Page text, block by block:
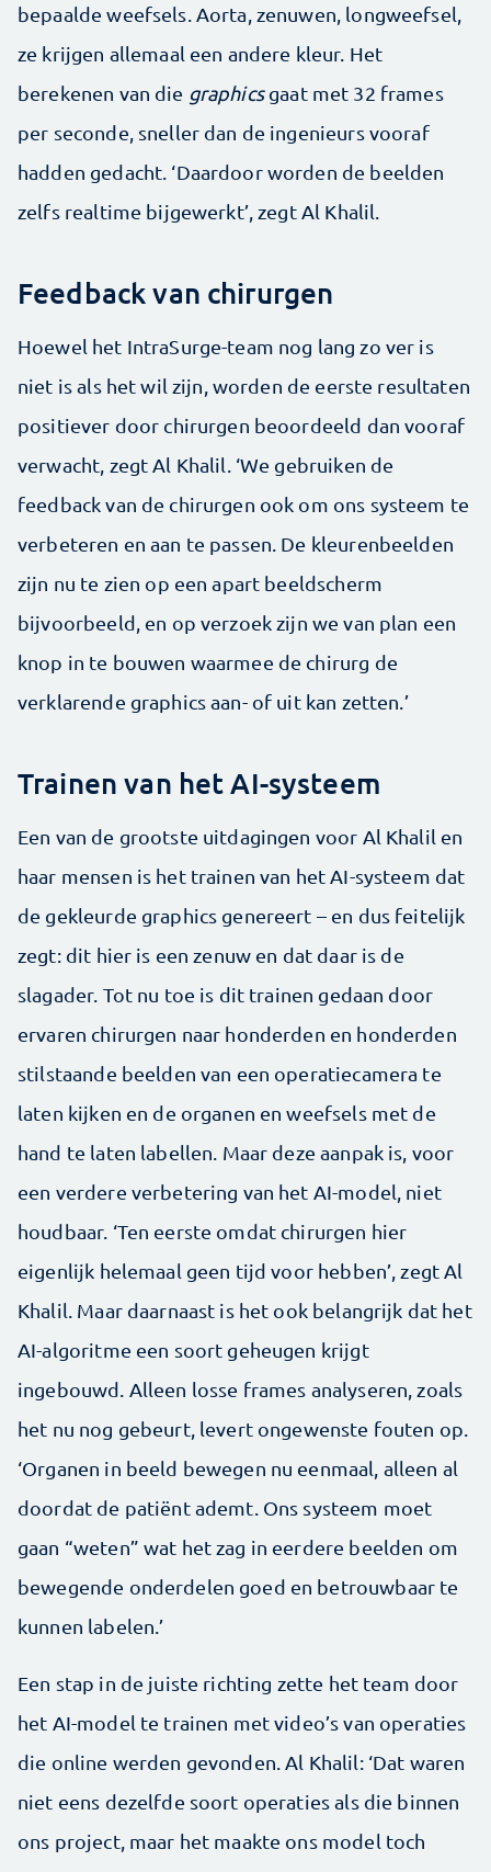
bepaalde weefsels. Aorta, zenuwen, longweefsel,
ze krijgen allemaal een andere kleur. Het
berekenen van die graphicsgaat met 32 frames
per seconde, sneller dan de ingenieurs vooraf
hadden gedacht. ‘Daardoor worden de beelden
zelfs realtime bijgewerkt’, zegt Al Khalil.
Feedback van chirurgen
Hoewel het IntraSurge-team nog lang zo ver is
niet is als het wil zijn, worden de eerste resultaten
positiever door chirurgen beoordeeld dan vooraf
verwacht, zegt Al Khalil. ‘We gebruiken de
feedback van de chirurgen ook om ons systeem te
verbeteren en aan te passen. De kleurenbeelden
zijn nu te zien op een apart beeldscherm
bijvoorbeeld, en op verzoek zijn we van plan een
knop in te bouwen waarmee de chirurg de
verklarende graphics aan- of uit kan zetten.’
Trainen van het AI-systeem
Een van de grootste uitdagingen voor Al Khalil en
haar mensen is het trainen van het AI-systeem dat
de gekleurde graphics genereert – en dus feitelijk
zegt: dit hier is een zenuw en dat daar is de
slagader. Tot nu toe is dit trainen gedaan door
ervaren chirurgen naar honderden en honderden
stilstaande beelden van een operatiecamera te
laten kijken en de organen en weefsels met de
hand te laten labellen. Maar deze aanpak is, voor
een verdere verbetering van het AI-model, niet
houdbaar. ‘Ten eerste omdat chirurgen hier
eigenlijk helemaal geen tijd voor hebben’, zegt Al
Khalil. Maar daarnaast is het ook belangrijk dat het
AI-algoritme een soort geheugen krijgt
ingebouwd. Alleen losse frames analyseren, zoals
het nu nog gebeurt, levert ongewenste fouten op.
‘Organen in beeld bewegen nu eenmaal, alleen al
doordat de patiënt ademt. Ons systeem moet
gaan “weten” wat het zag in eerdere beelden om
bewegende onderdelen goed en betrouwbaar te
kunnen labelen.’
Een stap in de juiste richting zette het team door
het AI-model te trainen met video’s van operaties
die online werden gevonden. Al Khalil: ‘Dat waren
niet eens dezelfde soort operaties als die binnen
ons project, maar het maakte ons model toch